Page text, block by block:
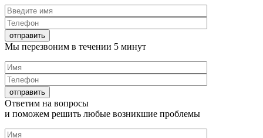
Мы перезвоним в течении 5 минут
Ответим на вопросы
и поможем решить любые возникшие проблемы